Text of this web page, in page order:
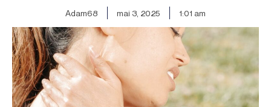
Adam68 mai 3, 2025 1:01 am